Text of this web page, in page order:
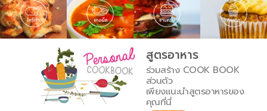
เคล็ดลับน่ารู้
เปรียบเทียบหน่วยการตวง
เปรียบเทียบอุณหภูมิ
เปรียบเทียบน้ำหนักวัตถุดิบ
FoodPedia
สร้าง Cookbook
สูตรอาหาร
ร่วมสร้าง COOK BOOK
ส่วนตัว
เพียงแนะนำสูตรอาหารของ
คุณที่นี่